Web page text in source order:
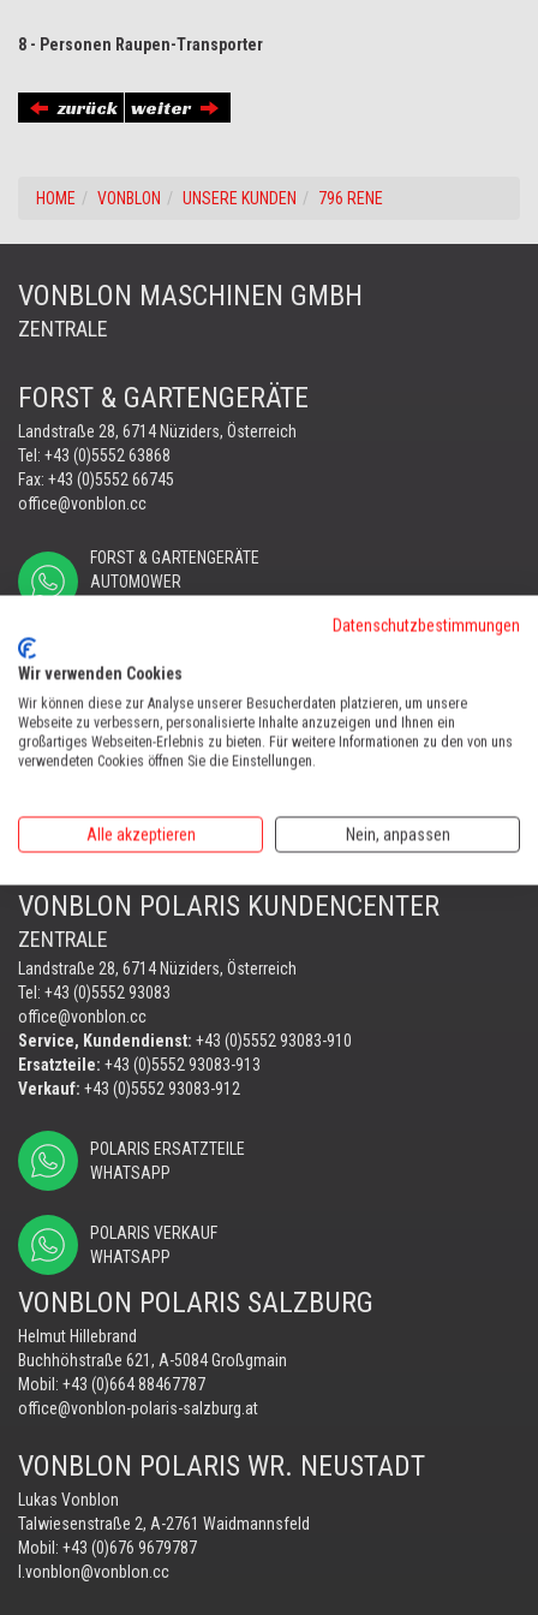
8 - Personen Raupen-Transporter
zurück weiter
HOME VONBLON UNSERE KUNDEN 796 RENE
VONBLON MASCHINEN GMBH
ZENTRALE
FORST & GARTENGERÄTE
Landstraße 28, 6714 Nüziders, Österreich
Tel: +43 (0)5552 63868
Fax: +43 (0)5552 66745
office@vonblon.cc
FORST & GARTENGERÄTE
AUTOMOWER
AUTOMOWER
Automower Kundendienst Nüziders
Tel:+43 (0)5552 31607
AUTOMOWER SHOP LUSTENAU
Harry Zudrell
+43 676 780 96 73
VONBLON POLARIS KUNDENCENTER
ZENTRALE
Landstraße 28, 6714 Nüziders, Österreich
Tel: +43 (0)5552 93083
office@vonblon.cc
Service, Kundendienst: +43 (0)5552 93083-910
Ersatzteile: +43 (0)5552 93083-913
Verkauf: +43 (0)5552 93083-912
POLARIS ERSATZTEILE
WHATSAPP
POLARIS VERKAUF
WHATSAPP
VONBLON POLARIS SALZBURG
Helmut Hillebrand
Buchhöhstraße 621, A-5084 Großgmain
Mobil: +43 (0)664 88467787
office@vonblon-polaris-salzburg.at
VONBLON POLARIS WR. NEUSTADT
Lukas Vonblon
Talwiesenstraße 2, A-2761 Waidmannsfeld
Mobil: +43 (0)676 9679787
l.vonblon@vonblon.cc
Datenschutzbestimmungen
Wir verwenden Cookies
Wir können diese zur Analyse unserer Besucherdaten platzieren, um unsere
Webseite zu verbessern, personalisierte Inhalte anzuzeigen und Ihnen ein
großartiges Webseiten-Erlebnis zu bieten. Für weitere Informationen zu den von uns
verwendeten Cookies öffnen Sie die Einstellungen.
Alle akzeptieren Nein, anpassen